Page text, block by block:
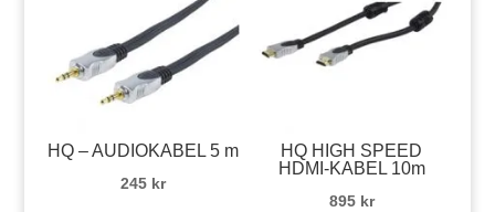
HQ – AUDIOKABEL 5 m
245 kr
HQ HIGH SPEED
HDMI-KABEL 10m
895 kr